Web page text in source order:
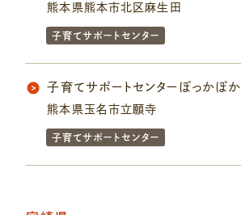
熊本県熊本市北区麻生田
子育てサポートセンター
子育てサポートセンターぽっかぽか
熊本県玉名市立願寺
子育てサポートセンター